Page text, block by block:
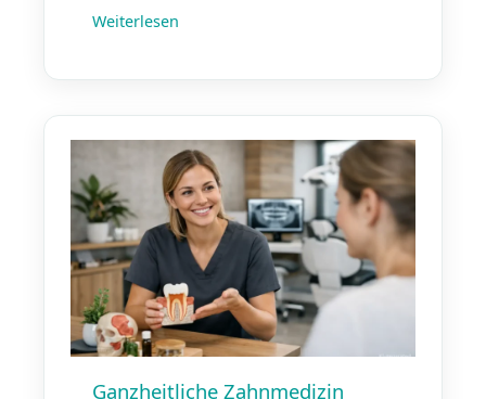
Weiterlesen
Ganzheitliche Zahnmedizin